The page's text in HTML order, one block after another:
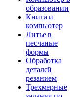
образовании
Книга и
компьютер
Литье в
песчаные
формы
Обработка
деталей
резанием
Трехмерные